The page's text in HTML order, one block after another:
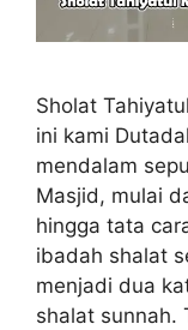
Sholat
ini kami
mendalam
Masjid, mulai
hingga tata
ibadah shalat
menjadi dua
shalat sunnah.